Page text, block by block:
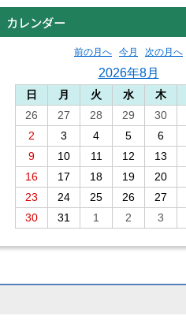
カレンダー
前の月へ 今月 次の月へ
2026年8月
日 月 火 水 木
26
27 28 29 30
2
3 4 5 6
9
10 11 12 13
16
17 18 19 20
23
24 25 26 27
30
31 1 2 3